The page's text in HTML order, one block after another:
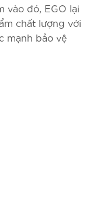
vào đó, EGO lại
chất lượng với
mạnh bảo vệ